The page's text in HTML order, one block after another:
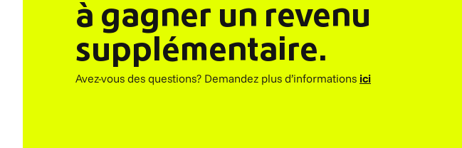
à gagner un revenu
supplémentaire.
Avez-vous des questions? Demandez plus d’informations ici